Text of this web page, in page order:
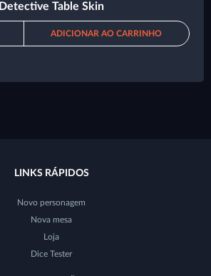
Detective Table Skin
ADICIONAR AO CARRINHO
LINKS RÁPIDOS
Novo personagem
Nova mesa
Loja
Dice Tester